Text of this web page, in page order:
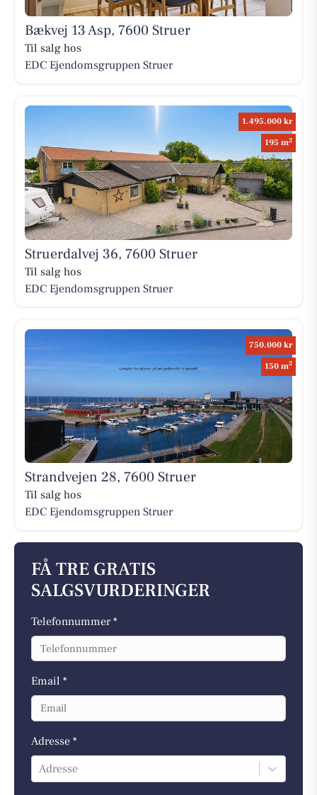
Bækvej 13 Asp, 7600 Struer
Til salg hos
EDC Ejen­doms­grup­pen Struer
1.495.000 kr
195 m2
Struerdalvej 36, 7600 Struer
Til salg hos
EDC Ejen­doms­grup­pen Struer
750.000 kr
150 m2
Strandvejen 28, 7600 Struer
Til salg hos
EDC Ejen­doms­grup­pen Struer
FÅ TRE GRATIS
SALGSVURDERINGER
Telefonnummer *
Email *
Adresse *
Adresse